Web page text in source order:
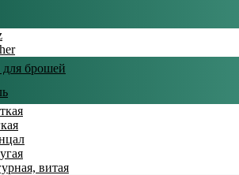
брошей
витая